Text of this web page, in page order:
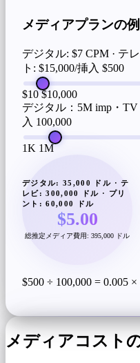
メディアプランの例
デジタル: $7 CPM · テ
ト: $15,000/挿入 $500
$10 $10,000
デジタル：5M imp・
入 100,000
1K 1M
デジタル: 35,000 ドル · テ
レビ: 300,000 ドル · プリ
ント: 60,000 ドル
$5.00
総推定メディア費用: 395,000 ドル
$500 ÷ 100,000 = 0.005 ×
メディアコスト